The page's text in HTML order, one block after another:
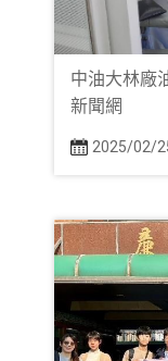
中油大林廠
新聞網
2025/02/